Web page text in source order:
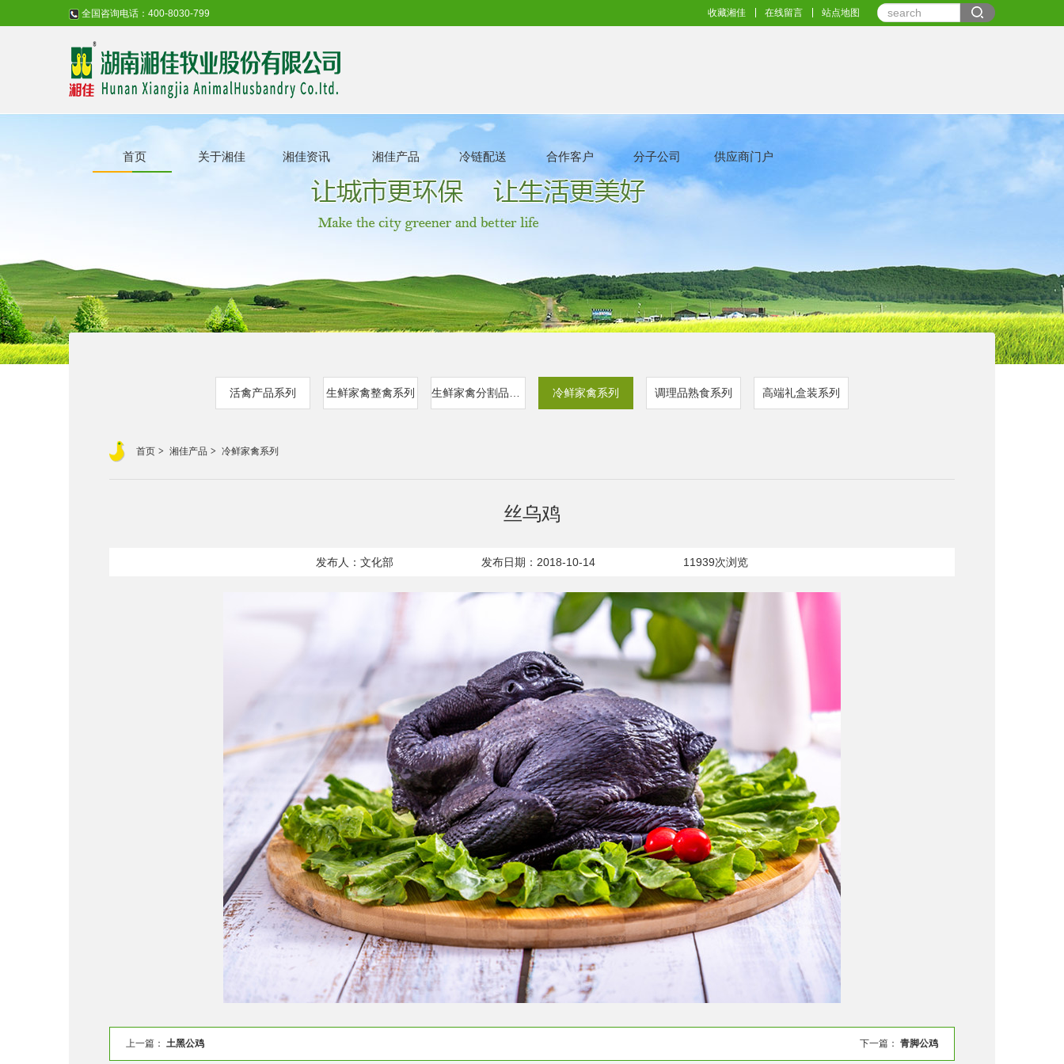
全国咨询电话：400-8030-799 收藏湘佳 在线留言 站点地图
首页 关于湘佳 湘佳资讯 湘佳产品 冷链配送 合作客户 分子公司 供应商门户
活禽产品系列 生鲜家禽整禽系列 冷鲜家禽系列 调理品熟食系列 高端礼盒装系列
首页 湘佳产品 冷鲜家禽系列
丝乌鸡
发布人：文化部 发布日期：2018-10-14 11939次浏览
上一篇： 土黑公鸡 下一篇： 青脚公鸡